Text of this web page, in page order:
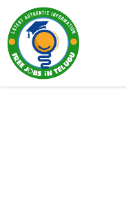
content